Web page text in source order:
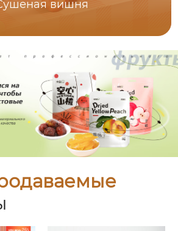
вишня